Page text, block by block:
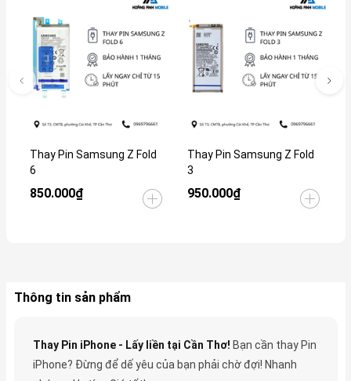
Thay Pin Samsung Z Fold
6
850.000₫
Thay Pin Samsung Z Fold
3
950.000₫
Thông tin sản phẩm
Thay Pin iPhone - Lấy liền tại Cần Thơ! Bạn cần thay Pin
iPhone? Đừng để dế yêu của bạn phải chờ đợi! Nhanh